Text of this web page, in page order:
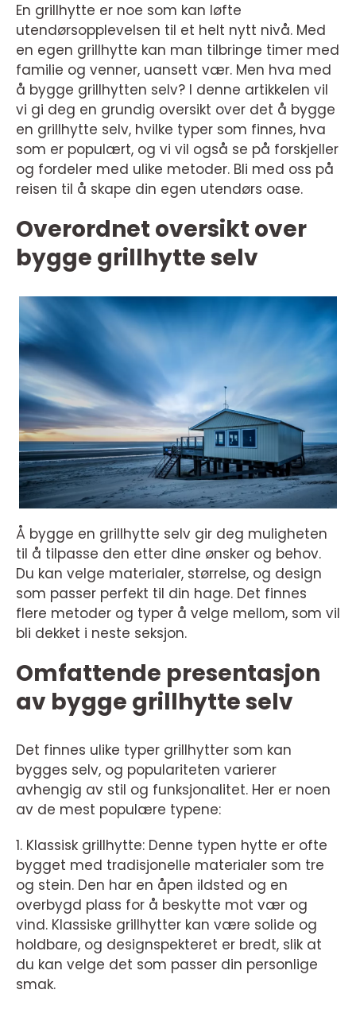
En grillhytte er noe som kan løfte
utendørsopplevelsen til et helt nytt nivå. Med
en egen grillhytte kan man tilbringe timer med
familie og venner, uansett vær. Men hva med
å bygge grillhytten selv? I denne artikkelen vil
vi gi deg en grundig oversikt over det å bygge
en grillhytte selv, hvilke typer som finnes, hva
som er populært, og vi vil også se på forskjeller
og fordeler med ulike metoder. Bli med oss på
reisen til å skape din egen utendørs oase.
Overordnet oversikt over
bygge grillhytte selv
Å bygge en grillhytte selv gir deg muligheten
til å tilpasse den etter dine ønsker og behov.
Du kan velge materialer, størrelse, og design
som passer perfekt til din hage. Det finnes
flere metoder og typer å velge mellom, som vil
bli dekket i neste seksjon.
Omfattende presentasjon
av bygge grillhytte selv
Det finnes ulike typer grillhytter som kan
bygges selv, og populariteten varierer
avhengig av stil og funksjonalitet. Her er noen
av de mest populære typene:
1. Klassisk grillhytte: Denne typen hytte er ofte
bygget med tradisjonelle materialer som tre
og stein. Den har en åpen ildsted og en
overbygd plass for å beskytte mot vær og
vind. Klassiske grillhytter kan være solide og
holdbare, og designspekteret er bredt, slik at
du kan velge det som passer din personlige
smak.